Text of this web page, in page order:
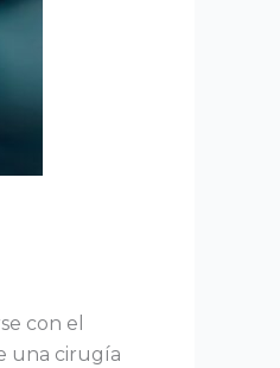
con el
una cirugía